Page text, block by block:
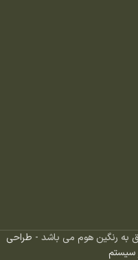
به رنگین هوم می باشد - طراحی
سیستم